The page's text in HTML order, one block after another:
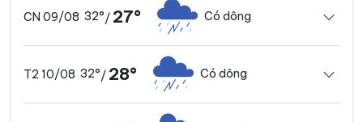
CN 09/08 32°/ 27° Có dông
T2 10/08 32°/ 28° Có dông